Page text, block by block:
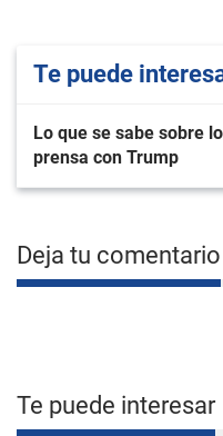
Te puede
Lo que se sabe sobre
prensa con Trump
Deja tu comentario
Te puede interesar